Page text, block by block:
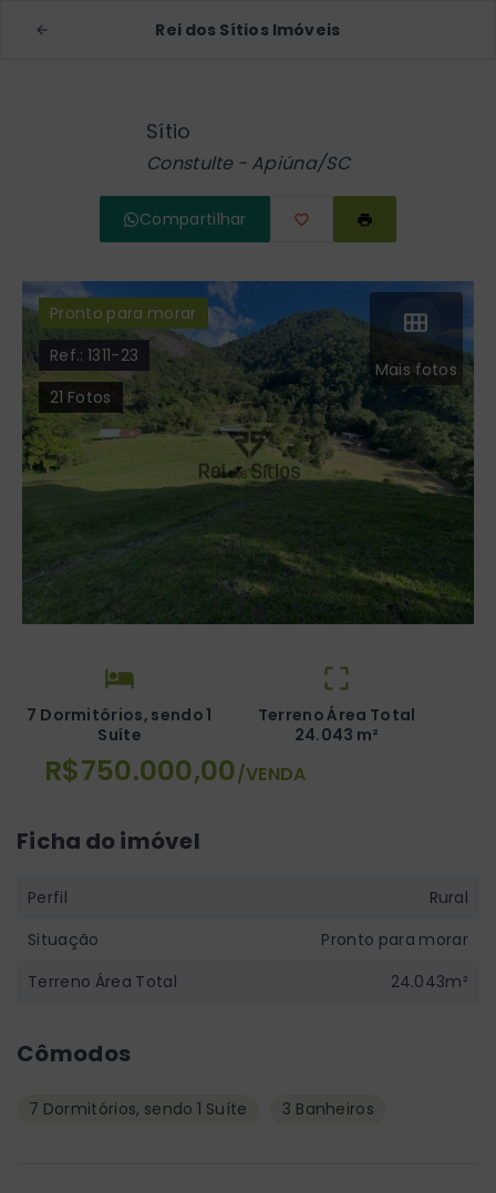
Rei dos Sítios Imóveis
Sítio
Constulte - Apiúna/SC
Compartilhar
Mais fotos
Pronto para morar
Ref.:1311-23
21 Fotos
7 Dormitórios, sendo 1
Suíte
Terreno Área Total
24.043 m²
R$750.000,00/VENDA
Cômodos
7 Dormitórios, sendo 1 Suíte 3 Banheiros
Ficha do imóvel
Perfil
Rural
Situação
Pronto para morar
Terreno Área Total
24.043m²